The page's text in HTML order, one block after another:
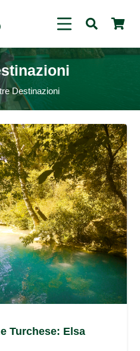
Destinazioni
Turchese: Elsa